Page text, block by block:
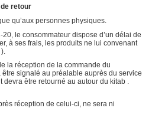
retour
qu’aux personnes physiques.
le consommateur dispose d’un délai de
à ses frais, les produits ne lui convenant
la réception de la commande du
être signalé au préalable auprès du service
devra être retourné au autour du kitab .
réception de celui-ci, ne sera ni